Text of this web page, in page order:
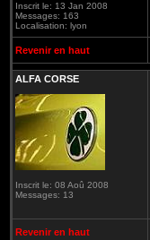
Inscrit le: 13 Jan 2008
Messages: 163
Localisation: lyon
Revenir en haut
ALFA CORSE
Inscrit le: 08 Aoû 2008
Messages: 13
Revenir en haut